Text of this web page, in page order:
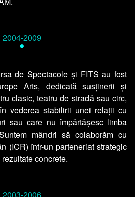
2004-2009
•
de Spectacole și FITS au fost
Arts, dedicată susținerii și
clasic, teatru de stradă sau circ,
vederea stabilirii unei relații cu
sau care nu împărtășesc limba
mândri să colaborăm cu
(ICR) într-un parteneriat strategic
concrete.